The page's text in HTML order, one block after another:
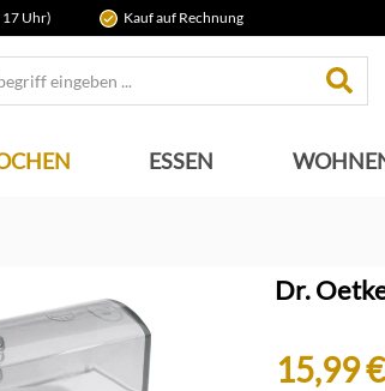
17 Uhr) Kauf auf Rechnung
ESSEN
Dr.
15,99